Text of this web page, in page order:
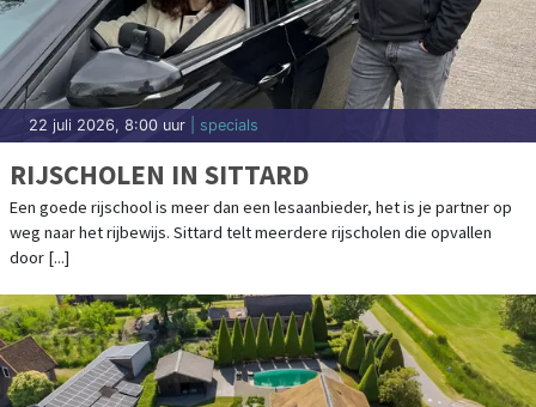
22 juli 2026, 8:00 uur | specials
RIJSCHOLEN IN SITTARD
Een goede rijschool is meer dan een lesaanbieder, het is je partner op
weg naar het rijbewijs. Sittard telt meerdere rijscholen die opvallen
door [...]